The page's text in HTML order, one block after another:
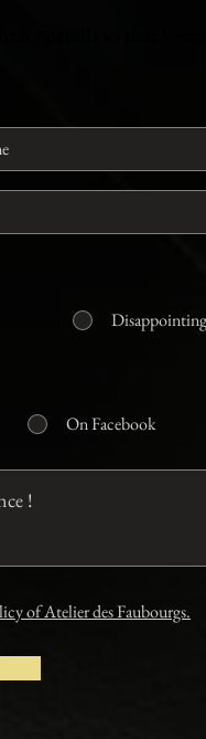
Disappointing
On Facebook
of Atelier des Faubourgs.